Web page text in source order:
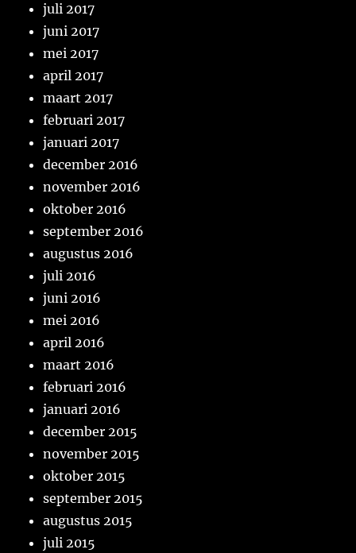
juli 2017
juni 2017
mei 2017
april 2017
maart 2017
februari 2017
januari 2017
december 2016
november 2016
oktober 2016
september 2016
augustus 2016
juli 2016
juni 2016
mei 2016
april 2016
maart 2016
februari 2016
januari 2016
december 2015
november 2015
oktober 2015
september 2015
augustus 2015
juli 2015